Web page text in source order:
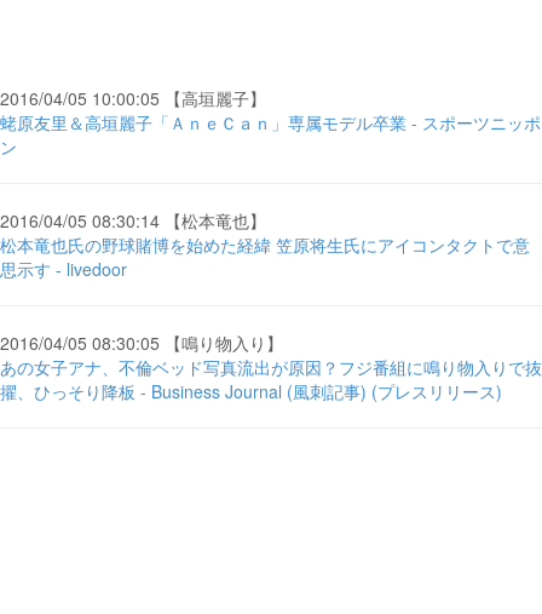
2016/04/05 10:00:05 【高垣麗子】
蛯原友里＆高垣麗子「ＡｎｅＣａｎ」専属モデル卒業 - スポーツニッポ
ン
2016/04/05 08:30:14 【松本竜也】
松本竜也氏の野球賭博を始めた経緯 笠原将生氏にアイコンタクトで意
思示す - livedoor
2016/04/05 08:30:05 【鳴り物入り】
あの女子アナ、不倫ベッド写真流出が原因？フジ番組に鳴り物入りで抜
擢、ひっそり降板 - Business Journal (風刺記事) (プレスリリース)